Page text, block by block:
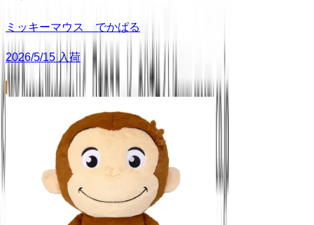
ミッキーマウス でかぱる
2026/5/15 入荷